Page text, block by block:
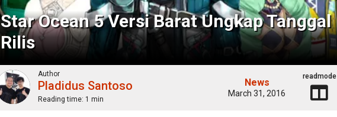
Star Ocean 5 Versi Barat Ungkap Tanggal
Rilis
Author
Pladidus Santoso
Reading time: 1 min
News
March 31, 2016
readmode